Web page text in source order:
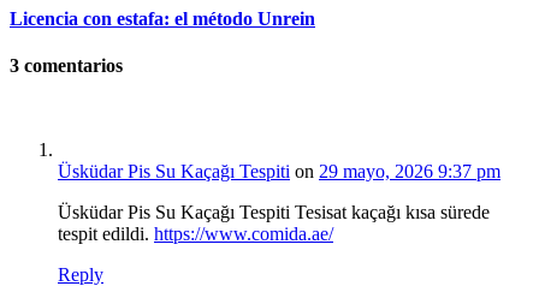
Licencia con estafa: el método Unrein
3 comentarios
Üsküdar Pis Su Kaçağı Tespiti on 29 mayo, 2026 9:37 pm
Üsküdar Pis Su Kaçağı Tespiti Tesisat kaçağı kısa sürede
tespit edildi. https://www.comida.ae/
Reply